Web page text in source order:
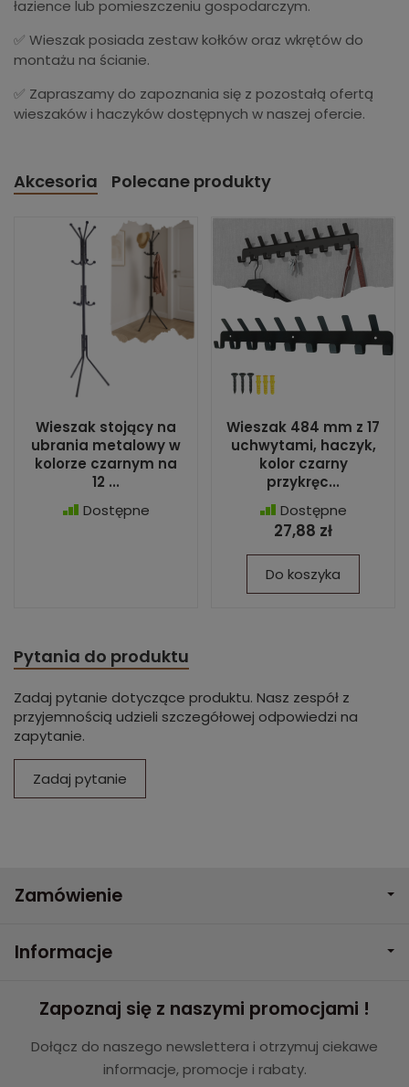
łazience lub pomieszczeniu gospodarczym.
✅ Wieszak posiada zestaw kołków oraz wkrętów do
montażu na ścianie.
✅ Zapraszamy do zapoznania się z pozostałą ofertą
wieszaków i haczyków dostępnych w naszej ofercie.
Akcesoria Polecane produkty
Wieszak stojący na
ubrania metalowy w
kolorze czarnym na
12 ...
Dostępne
Wieszak 484 mm z 17
uchwytami, haczyk,
kolor czarny
przykręc...
Dostępne
27,88 zł
Do koszyka
Pytania do produktu
Zadaj pytanie dotyczące produktu. Nasz zespół z
przyjemnością udzieli szczegółowej odpowiedzi na
zapytanie.
Zadaj pytanie
Zamówienie
Informacje
Zapoznaj się z naszymi promocjami !
Dołącz do naszego newslettera i otrzymuj ciekawe
informacje, promocje i rabaty.